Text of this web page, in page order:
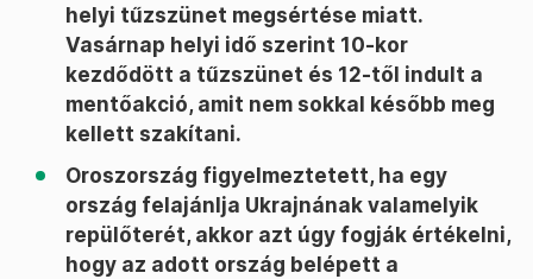
helyi tűzszünet megsértése miatt.
Vasárnap helyi idő szerint 10-kor
kezdődött a tűzszünet és 12-től indult a
mentőakció, amit nem sokkal később meg
kellett szakítani.
Oroszország figyelmeztetett, ha egy
ország felajánlja Ukrajnának valamelyik
repülőterét, akkor azt úgy fogják értékelni,
hogy az adott ország belépett a